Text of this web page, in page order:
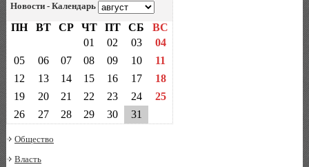
Новости - Календарь
ПН ВТ СР ЧТ ПТ СБ
ВС
01
02 03
04
05
06 07 08 09 10
11
12
13 14 15 16 17
18
19
20 21 22 23 24
25
26
27 28 29 30 31
Общество
Власть